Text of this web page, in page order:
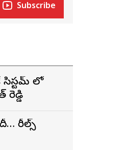
Subscribe
సిస్టమ్ లో
రెడ్డి
రీల్స్